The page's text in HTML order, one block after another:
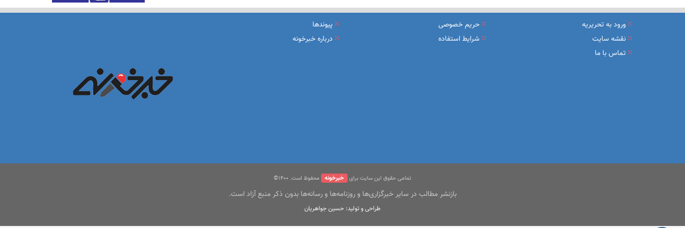
عقد تفاهم نامه عرضه محصول «مستمری مادام العمر ارس» بین شرکت بیمه باران و گروه صنعتی انتخاب
ورود به تحریریه
نقشه سایت
تماس با ما
حریم خصوصی
شرایط استفاده
پیوندها
درباره خبرخونه
تمامی حقوق این سایت برای خبرخونه محفوظ است. ۱400©
بازنشر مطالب در سایر خبرگزاری‌ها و روزنامه‌ها و رسانه‌ها بدون ذکر منبع آزاد است.
طراحی و تولید: حسین جواهریان